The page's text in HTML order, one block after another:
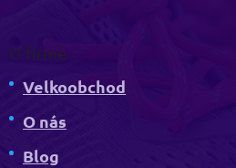
O firmě
Velkoobchod
O nás
Blog